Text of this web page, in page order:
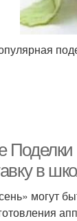
в
могут